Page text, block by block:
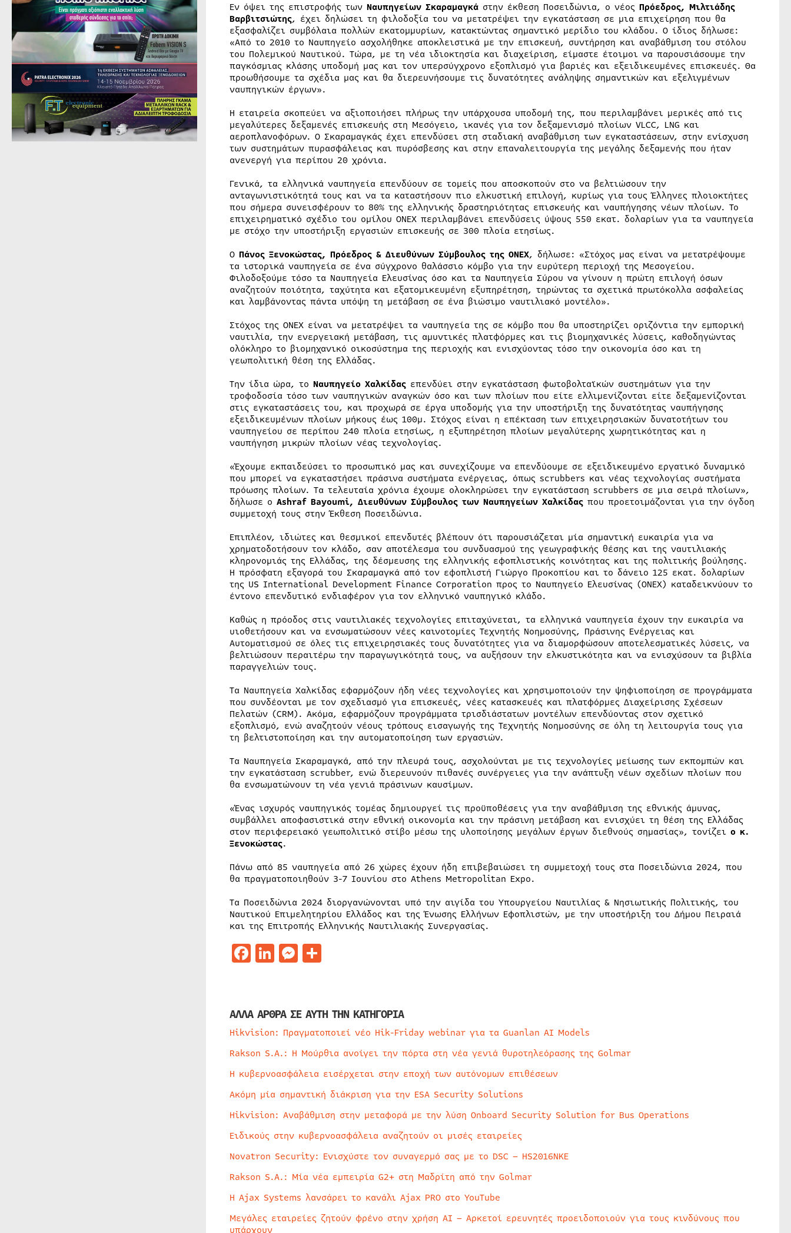
Εν όψει της επιστροφής των Ναυπηγείων Σκαραμαγκά στην έκθεση Ποσειδώνια, ο νέος Πρόεδρος, Μιλτιάδης
Βαρβιτσιώτης, έχει δηλώσει τη φιλοδοξία του να μετατρέψει την εγκατάσταση σε μια επιχείρηση που θα
εξασφαλίζει συμβόλαια πολλών εκατομμυρίων, κατακτώντας σημαντικό μερίδιο του κλάδου. Ο ίδιος δήλωσε:
«Από το 2010 το Ναυπηγείο ασχολήθηκε αποκλειστικά με την επισκευή, συντήρηση και αναβάθμιση του στόλου
του Πολεμικού Ναυτικού. Τώρα, με τη νέα ιδιοκτησία και διαχείριση, είμαστε έτοιμοι να παρουσιάσουμε την
παγκόσμιας κλάσης υποδομή μας και τον υπερσύγχρονο εξοπλισμό για βαριές και εξειδικευμένες επισκευές. Θα
προωθήσουμε τα σχέδια μας και θα διερευνήσουμε τις δυνατότητες ανάληψης σημαντικών και εξελιγμένων
ναυπηγικών έργων».
Η εταιρεία σκοπεύει να αξιοποιήσει πλήρως την υπάρχουσα υποδομή της, που περιλαμβάνει μερικές από τις
μεγαλύτερες δεξαμενές επισκευής στη Μεσόγειο, ικανές για τον δεξαμενισμό πλοίων VLCC, LNG και
αεροπλανοφόρων. Ο Σκαραμαγκάς έχει επενδύσει στη σταδιακή αναβάθμιση των εγκαταστάσεων, στην ενίσχυση
των συστημάτων πυρασφάλειας και πυρόσβεσης και στην επαναλειτουργία της μεγάλης δεξαμενής που ήταν
ανενεργή για περίπου 20 χρόνια.
Γενικά, τα ελληνικά ναυπηγεία επενδύουν σε τομείς που αποσκοπούν στο να βελτιώσουν την
ανταγωνιστικότητά τους και να τα καταστήσουν πιο ελκυστική επιλογή, κυρίως για τους Έλληνες πλοιοκτήτες
που σήμερα συνεισφέρουν το 80% της ελληνικής δραστηριότητας επισκευής και ναυπήγησης νέων πλοίων. Το
επιχειρηματικό σχέδιο του ομίλου ONEX περιλαμβάνει επενδύσεις ύψους 550 εκατ. δολαρίων για τα ναυπηγεία
με στόχο την υποστήριξη εργασιών επισκευής σε 300 πλοία ετησίως.
Ο Πάνος Ξενοκώστας, Πρόεδρος & Διευθύνων Σύμβουλος της ONEX, δήλωσε: «Στόχος μας είναι να μετατρέψουμε
τα ιστορικά ναυπηγεία σε ένα σύγχρονο θαλάσσιο κόμβο για την ευρύτερη περιοχή της Μεσογείου.
Φιλοδοξούμε τόσο τα Ναυπηγεία Ελευσίνας όσο και τα Ναυπηγεία Σύρου να γίνουν η πρώτη επιλογή όσων
αναζητούν ποιότητα, ταχύτητα και εξατομικευμένη εξυπηρέτηση, τηρώντας τα σχετικά πρωτόκολλα ασφαλείας
και λαμβάνοντας πάντα υπόψη τη μετάβαση σε ένα βιώσιμο ναυτιλιακό μοντέλο».
Στόχος της ONEX είναι να μετατρέψει τα ναυπηγεία της σε κόμβο που θα υποστηρίζει οριζόντια την εμπορική
ναυτιλία, την ενεργειακή μετάβαση, τις αμυντικές πλατφόρμες και τις βιομηχανικές λύσεις, καθοδηγώντας
ολόκληρο το βιομηχανικό οικοσύστημα της περιοχής και ενισχύοντας τόσο την οικονομία όσο και τη
γεωπολιτική θέση της Ελλάδας.
Την ίδια ώρα, το Ναυπηγείο Χαλκίδαςεπενδύει στην εγκατάσταση φωτοβολταϊκών συστημάτων για την
τροφοδοσία τόσο των ναυπηγικών αναγκών όσο και των πλοίων που είτε ελλιμενίζονται είτε δεξαμενίζονται
στις εγκαταστάσεις του, και προχωρά σε έργα υποδομής για την υποστήριξη της δυνατότητας ναυπήγησης
εξειδικευμένων πλοίων μήκους έως 100μ. Στόχος είναι η επέκταση των επιχειρησιακών δυνατοτήτων του
ναυπηγείου σε περίπου 240 πλοία ετησίως, η εξυπηρέτηση πλοίων μεγαλύτερης χωρητικότητας και η
ναυπήγηση μικρών πλοίων νέας τεχνολογίας.
«Έχουμε εκπαιδεύσει το προσωπικό μας και συνεχίζουμε να επενδύουμε σε εξειδικευμένο εργατικό δυναμικό
που μπορεί να εγκαταστήσει πράσινα συστήματα ενέργειας, όπως scrubbers και νέας τεχνολογίας συστήματα
πρόωσης πλοίων. Τα τελευταία χρόνια έχουμε ολοκληρώσει την εγκατάσταση scrubbers σε μια σειρά πλοίων»,
δήλωσε ο Ashraf Bayoumi, Διευθύνων Σύμβουλος των Ναυπηγείων Χαλκίδαςπου προετοιμάζονται για την όγδοη
συμμετοχή τους στην Έκθεση Ποσειδώνια.
Επιπλέον, ιδιώτες και θεσμικοί επενδυτές βλέπουν ότι παρουσιάζεται μία σημαντική ευκαιρία για να
χρηματοδοτήσουν τον κλάδο, σαν αποτέλεσμα του συνδυασμού της γεωγραφικής θέσης και της ναυτιλιακής
κληρονομιάς της Ελλάδας, της δέσμευσης της ελληνικής εφοπλιστικής κοινότητας και της πολιτικής βούλησης.
Η πρόσφατη εξαγορά του Σκαραμαγκά από τον εφοπλιστή Γιώργο Προκοπίου και το δάνειο 125 εκατ. δολαρίων
της US International Development Finance Corporation προς το Ναυπηγείο Ελευσίνας (ONEX) καταδεικνύουν το
έντονο επενδυτικό ενδιαφέρον για τον ελληνικό ναυπηγικό κλάδο.
Καθώς η πρόοδος στις ναυτιλιακές τεχνολογίες επιταχύνεται, τα ελληνικά ναυπηγεία έχουν την ευκαιρία να
υιοθετήσουν και να ενσωματώσουν νέες καινοτομίες Τεχνητής Νοημοσύνης, Πράσινης Ενέργειας και
Αυτοματισμού σε όλες τις επιχειρησιακές τους δυνατότητες για να διαμορφώσουν αποτελεσματικές λύσεις, να
βελτιώσουν περαιτέρω την παραγωγικότητά τους, να αυξήσουν την ελκυστικότητα και να ενισχύσουν τα βιβλία
παραγγελιών τους.
Τα Ναυπηγεία Χαλκίδας εφαρμόζουν ήδη νέες τεχνολογίες και χρησιμοποιούν την ψηφιοποίηση σε προγράμματα
που συνδέονται με τον σχεδιασμό για επισκευές, νέες κατασκευές και πλατφόρμες Διαχείρισης Σχέσεων
Πελατών (CRM). Ακόμα, εφαρμόζουν προγράμματα τρισδιάστατων μοντέλων επενδύοντας στον σχετικό
εξοπλισμό, ενώ αναζητούν νέους τρόπους εισαγωγής της Τεχνητής Νοημοσύνης σε όλη τη λειτουργία τους για
τη βελτιστοποίηση και την αυτοματοποίηση των εργασιών.
Τα Ναυπηγεία Σκαραμαγκά, από την πλευρά τους, ασχολούνται με τις τεχνολογίες μείωσης των εκπομπών και
την εγκατάσταση scrubber, ενώ διερευνούν πιθανές συνέργειες για την ανάπτυξη νέων σχεδίων πλοίων που
θα ενσωματώνουν τη νέα γενιά πράσινων καυσίμων.
«Ένας ισχυρός ναυπηγικός τομέας δημιουργεί τις προϋποθέσεις για την αναβάθμιση της εθνικής άμυνας,
συμβάλλει αποφασιστικά στην εθνική οικονομία και την πράσινη μετάβαση και ενισχύει τη θέση της Ελλάδας
στον περιφερειακό γεωπολιτικό στίβο μέσω της υλοποίησης μεγάλων έργων διεθνούς σημασίας», τονίζει ο κ.
Ξενοκώστας.
Πάνω από 85 ναυπηγεία από 26 χώρες έχουν ήδη επιβεβαιώσει τη συμμετοχή τους στα Ποσειδώνια 2024, που
θα πραγματοποιηθούν 3-7 Ιουνίου στο Athens Metropolitan Expo.
Τα Ποσειδώνια 2024 διοργανώνονται υπό την αιγίδα του Υπουργείου Ναυτιλίας & Νησιωτικής Πολιτικής, του
Ναυτικού Επιμελητηρίου Ελλάδος και της Ένωσης Ελλήνων Εφοπλιστών, με την υποστήριξη του Δήμου Πειραιά
και της Επιτροπής Ελληνικής Ναυτιλιακής Συνεργασίας.
Facebook
LinkedIn
Messenger
Μοιραστείτε
ΑΛΛΑ ΑΡΘΡΑ ΣΕ ΑΥΤΗ ΤΗΝ ΚΑΤΗΓΟΡΙΑ
Hikvision: Πραγματοποιεί νέο Hik-Friday webinar για τα Guanlan AI Models
Rakson S.A.: Η Μούρθια ανοίγει την πόρτα στη νέα γενιά θυροτηλεόρασης της Golmar
Η κυβερνοασφάλεια εισέρχεται στην εποχή των αυτόνομων επιθέσεων
Ακόμη μία σημαντική διάκριση για την ESA Security Solutions
Hikvision: Αναβάθμιση στην μεταφορά με την λύση Onboard Security Solution for Bus Operations
Ειδικούς στην κυβερνοασφάλεια αναζητούν οι μισές εταιρείες
Novatron Security: Ενισχύστε τον συναγερμό σας με το DSC – HS2016NKE
Rakson S.A.: Μία νέα εμπειρία G2+ στη Μαδρίτη από την Golmar
Η Ajax Systems λανσάρει το κανάλι Ajax PRO στο YouTube
Μεγάλες εταιρείες ζητούν φρένο στην χρήση AI – Αρκετοί ερευνητές προειδοποιούν για τους κινδύνους που
υπάρχουν